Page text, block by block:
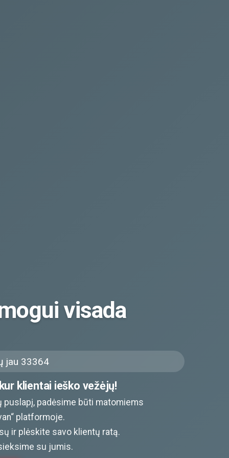
visada
jau 33364
klientai ieško vežėjų!
padėsime būti matomiems
platformoje.
ir plėskite savo klientų ratą.
su jumis.